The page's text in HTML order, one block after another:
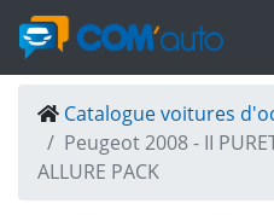
Catalogue voitures
Peugeot 2008 - II
ALLURE PACK